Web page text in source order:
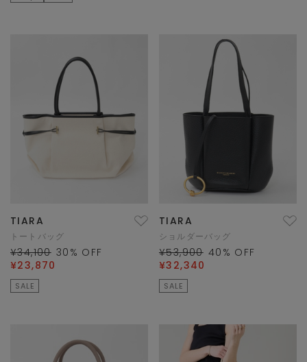
TIARA
トートバッグ
¥34,100 30 % OFF
¥23,870
SALE
TIARA
ショルダーバッグ
¥53,900 40 % OFF
¥32,340
SALE